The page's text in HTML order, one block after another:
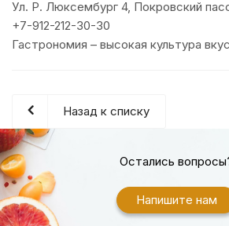
Ул. Р. Люксембург 4, Покровский
+7-912-212-30-30
Гастрономия – высокая культура
Назад к списку
Остались
Напишите нам